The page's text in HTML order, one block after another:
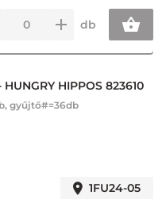
db
HUNGRY HIPPOS 823610
gyűjtő#=36db
1FU24-05